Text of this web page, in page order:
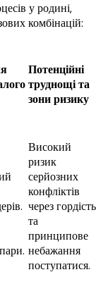
у родині,
комбінацій:
Потенційні
труднощі та
зони ризику
Високий
ризик
серйозних
конфліктів
через гордість
та
принципове
небажання
поступатися.